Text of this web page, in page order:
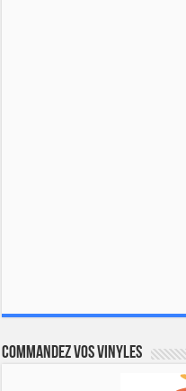
Commandez vos vinyles